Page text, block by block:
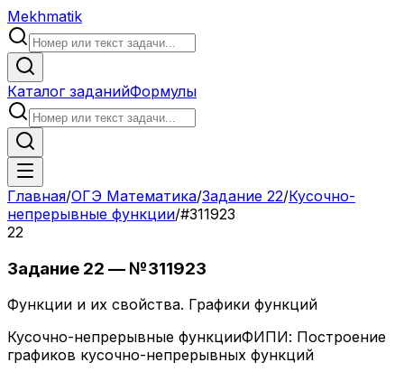
Mekhmatik
Каталог заданийФормулы
Главная/ОГЭ Математика/Задание 22/Кусочно-
непрерывные функции/#311923
22
Задание 22 — №311923
Функции и их свойства. Графики функций
Кусочно-непрерывные функцииФИПИ: Построение
графиков кусочно-непрерывных функций